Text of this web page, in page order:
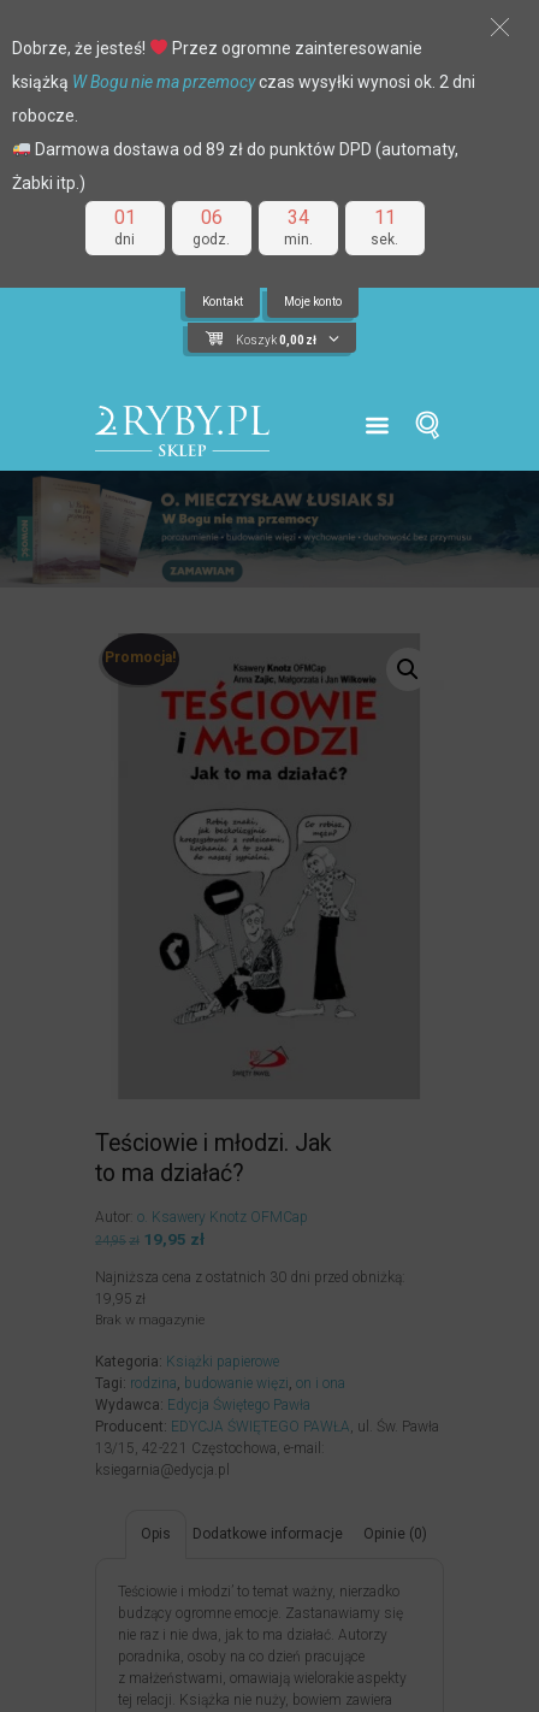
01
dni
06
godz.
34
min.
11
sek.
Dobrze, że jesteś!
Przez ogromne zainteresowanie
książką W Bogu nie ma przemocyczas wysyłki wynosi ok. 2 dni
robocze.
Darmowa dostawa od 89 zł do punktów DPD (automaty,
Żabki itp.)
Kontakt Moje konto
Koszyk 0,00 zł
Promocja!
Teściowie i młodzi. Jak
to ma działać?
Autor: o. Ksawery Knotz OFMCap
24,95zł Pierwotna
wynosiła:
24,95zł.
19,95 złAktualna
wynosi:
Najniższa cena z ostatnich 30 dni przed obniżką:
19,95 zł
Brak w magazynie
Kategoria: Książki papierowe
Tagi: rodzina, budowanie więzi, on i ona
Wydawca: Edycja Świętego Pawła
Producent: EDYCJA ŚWIĘTEGO PAWŁA, ul. Św. Pawła
13/15, 42-221 Częstochowa, e-mail:
ksiegarnia@edycja.pl
Opis Dodatkowe informacje Opinie (0)
Teściowie i młodzi’ to temat ważny, nierzadko
budzący ogromne emocje. Zastanawiamy się
nie raz i nie dwa, jak to ma działać. Autorzy
poradnika, osoby na co dzień pracujące
z małżeństwami, omawiają wielorakie aspekty
tej relacji. Książka nie nuży, bowiem zawiera